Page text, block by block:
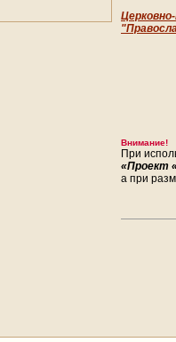
Внимание!
При
«Проект
а при